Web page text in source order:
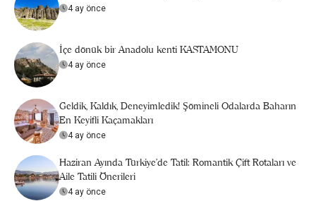
4 ay önce
İçe dönük bir Anadolu kenti KASTAMONU
4 ay önce
Geldik, Kaldık, Deneyimledik! Şömineli Odalarda Baharın
En Keyifli Kaçamakları
4 ay önce
Haziran Ayında Türkiye’de Tatil: Romantik Çift Rotaları ve
Aile Tatili Önerileri
4 ay önce